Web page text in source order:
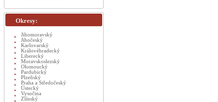
Okresy:
Jihomoravský
Jihočeský
Karlovarský
Královéhradecký
Liberecký
Moravskoslezský
Olomoucký
Pardubický
Plzeňský
Praha a Středočeský
Ústecký
Vysočina
Zlínský